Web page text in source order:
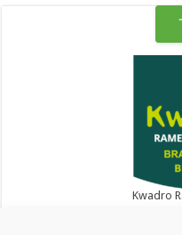
Kwadro